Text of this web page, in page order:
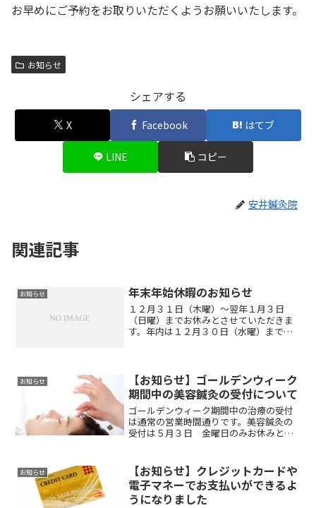
お早めにご予約をお取りいただくようお願いいたします。
お知らせ
シェアする
X Facebook はてブ
LINE コピー
安井鍼灸院
関連記事
お知らせ 年末年始休暇のお知らせ
１２月３１日（木曜）〜翌年１月３日
（日曜）までお休みとさせていただきま
す。年内は１２月３０日（水曜）までの
お知らせ
【お知らせ】ゴールデンウィーク
期間中の美容鍼灸の受付について
ゴールデンウィーク期間中の治療の受付
は通常の営業時間通りです。美容鍼灸の
受付は５月３日 金曜日のみお休みとさ
お知らせ
【お知らせ】クレジットカードや
電子マネーでお支払いができるよ
うになりました